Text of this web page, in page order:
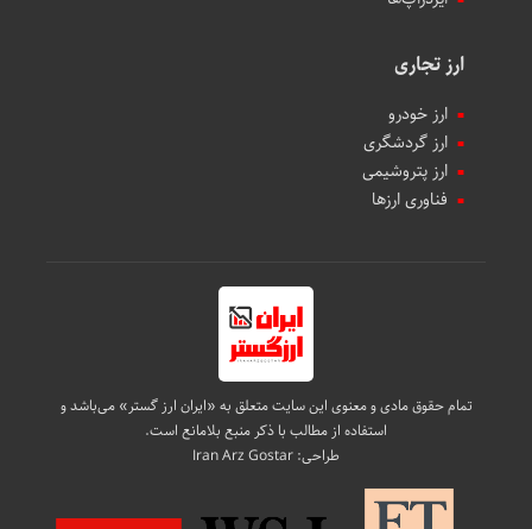
ارز تجاری
ارز خودرو
ارز گردشگری
ارز پتروشیمی
فناوری ارزها
تمام حقوق مادی و معنوی این سایت متعلق به «ایران ارز گستر» می‌باشد و
استفاده از مطالب با ذکر منبع بلامانع است.
طراحی:Iran Arz Gostar